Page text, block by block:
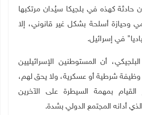
حادثة كهذه في بلجيكا سيُدان مرتكبها
وحيازة أسلحة بشكل غير قانوني، إلا
في إسرائيل.
أن المستوطنين الإسرائيليين
شرطية أو عسكرية، ولا يحق لهم،
بمهمة السيطرة على الآخرين
أدانه المجتمع الدولي بشدة.